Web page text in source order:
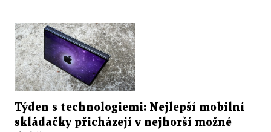
Týden s technologiemi: Nejlepší mobilní
skládačky přicházejí v nejhorší možné